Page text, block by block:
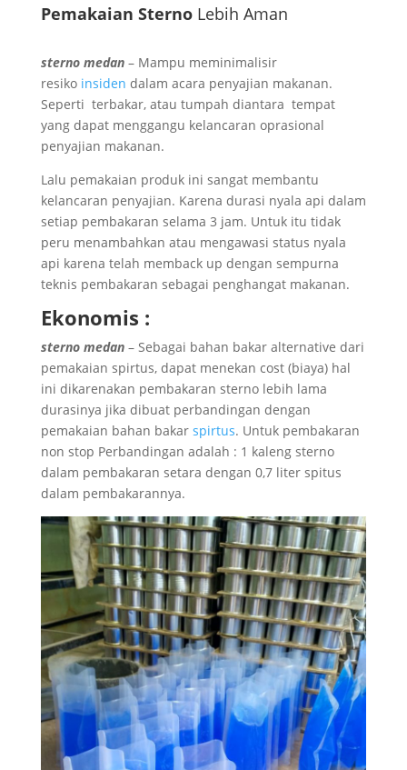
Pemakaian SternoLebih Aman
sterno medan– Mampu meminimalisir
resiko insiden dalam acara penyajian makanan.
Seperti terbakar, atau tumpah diantara tempat
yang dapat menggangu kelancaran oprasional
penyajian makanan.
Lalu pemakaian produk ini sangat membantu
kelancaran penyajian. Karena durasi nyala api dalam
setiap pembakaran selama 3 jam. Untuk itu tidak
peru menambahkan atau mengawasi status nyala
api karena telah memback up dengan sempurna
teknis pembakaran sebagai penghangat makanan.
Ekonomis :
sterno medan– Sebagai bahan bakar alternative dari
pemakaian spirtus, dapat menekan cost (biaya) hal
ini dikarenakan pembakaran sterno lebih lama
durasinya jika dibuat perbandingan dengan
pemakaian bahan bakar spirtus. Untuk pembakaran
non stop Perbandingan adalah : 1 kaleng sterno
dalam pembakaran setara dengan 0,7 liter spitus
dalam pembakarannya.